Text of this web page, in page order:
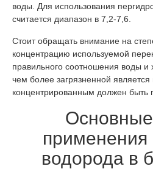
воды. Для использования
считается диапазон в 7,2-7,6.
Стоит обращать внимание на
концентрацию используемой
правильного соотношения воды и
чем более загрязненной
концентрированным должен быть
применения
водорода в